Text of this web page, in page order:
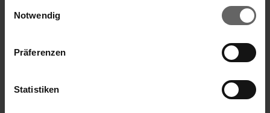
Cookies, wenn Sie unsere Webseite weiterhin nutzen.
Notwendig
Präferenzen
Statistiken